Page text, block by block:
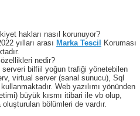
hakları nasıl korunuyor?
yılları arası Marka Tescil
Koruması
nedir?
bilfiil yoğun trafiği yönetebilen
virtual server (sanal sunucu), Sql
Web yazılımı yönünden
büyük kısmı itibari ile vb olup,
bölümleri de vardır.